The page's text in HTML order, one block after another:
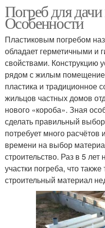
Погреб для
Особенности
Пластиковым погребом
обладает герметичными и
свойствами. Конструкцию
рядом с жилым
пластика и традиционное
жильцов частных домов
нового «короба». Зная
сделать правильный
потребует много
времени на выбор
строительство. Раз в 5
участки погреба, что
строительный материал